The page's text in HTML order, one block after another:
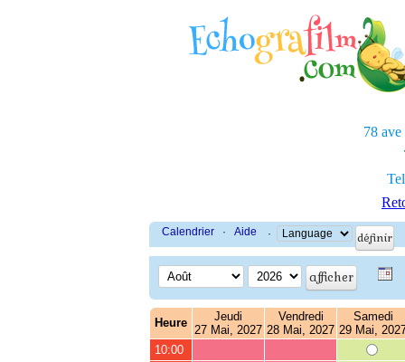
78 ave
Calendrier · Aide ·
Heure
Jeudi
27 Mai, 2027
Vendredi
28 Mai, 2027
Samedi
29 Mai,
10:00